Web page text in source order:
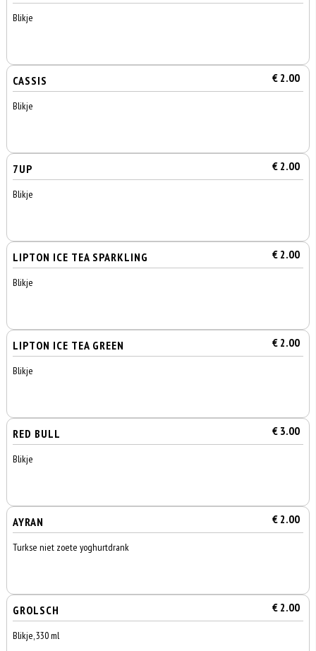
Blikje
CASSIS € 2.00
Blikje
7UP € 2.00
Blikje
LIPTON ICE TEA SPARKLING € 2.00
Blikje
LIPTON ICE TEA GREEN € 2.00
Blikje
RED BULL € 3.00
Blikje
AYRAN € 2.00
Turkse niet zoete yoghurtdrank
GROLSCH € 2.00
Blikje, 330 ml